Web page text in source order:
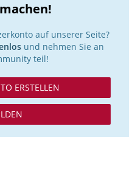
auf unserer Seite?
und nehmen Sie an
teil!
ERSTELLEN